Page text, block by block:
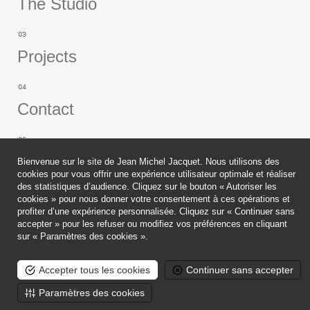
The Studio
Projects
Contact
Publications
Legals
Copyright
2019.
Bienvenue sur le site de Jean Michel Jacquet. Nous utilisons des
cookies pour vous offrir une expérience utilisateur optimale et réaliser
des statistiques d’audience. Cliquez sur le bouton « Autoriser les
cookies » pour nous donner votre consentement à ces opérations et
profiter d’une expérience personnalisée. Cliquez sur « Continuer sans
accepter » pour les refuser ou modifiez vos préférences en cliquant
sur « Paramètres des cookies ».
Accepter tous les cookies Continuer sans accepter
Paramètres des cookies